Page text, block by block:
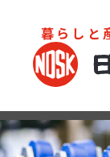
暮らしと
お問い合わ